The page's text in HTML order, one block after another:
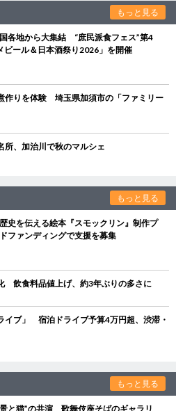
もっと見る
各地から大集結 “庶民派食フェス”第4
ビール＆日本酒祭り2026」を開催
作りを体験 埼玉県加須市の「ファミリー
所、加治川で秋のマルシェ
もっと見る
史を伝える絵本『スモックリン』制作プ
ファンディングで支援を募集
飲食料品値上げ、約3年ぶりの多さに
イブ」 宿泊ドライブ予算4万円超、渋滞・
もっと見る
と猫”の共演 歌舞伎座そばのギャラリ